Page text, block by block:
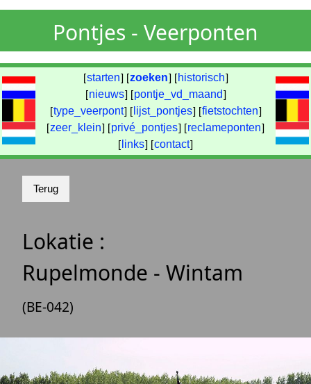
Pontjes - Veerponten
[starten] [zoeken] [ historisch]
[nieuws] [pontje_vd_maand]
[type_veerpont] [ lijst_pontjes] [fietstochten]
[zeer_klein] [privé_pontjes] [reclameponten]
[ links] [contact]
Lokatie :
Rupelmonde - Wintam
(BE-042)